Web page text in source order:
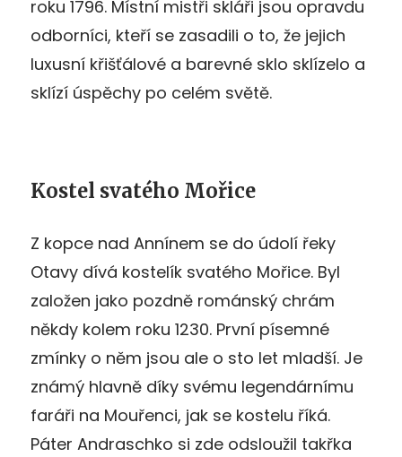
roku 1796. Místní mistři skláři jsou opravdu
odborníci, kteří se zasadili o to, že jejich
luxusní křišťálové a barevné sklo sklízelo a
sklízí úspěchy po celém světě.
Kostel svatého Mořice
Z kopce nad Annínem se do údolí řeky
Otavy dívá kostelík svatého Mořice. Byl
založen jako pozdně románský chrám
někdy kolem roku 1230. První písemné
zmínky o něm jsou ale o sto let mladší. Je
známý hlavně díky svému legendárnímu
faráři na Mouřenci, jak se kostelu říká.
Páter Andraschko si zde odsloužil takřka